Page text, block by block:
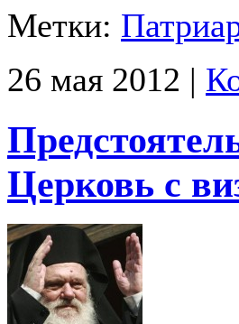
Метки:
26 мая 2012 |
Церковь c